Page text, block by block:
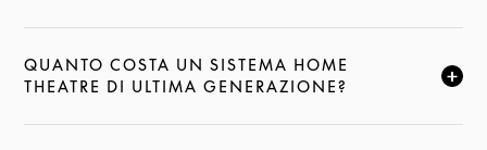
QUANTO COSTA UN SISTEMA HOME
THEATRE DI ULTIMA GENERAZIONE?
FAI CLIC PER ESPANDERE QUESTA DESCRIZIONE E